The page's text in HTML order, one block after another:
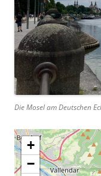
Die Mosel am Deutschen
+
−